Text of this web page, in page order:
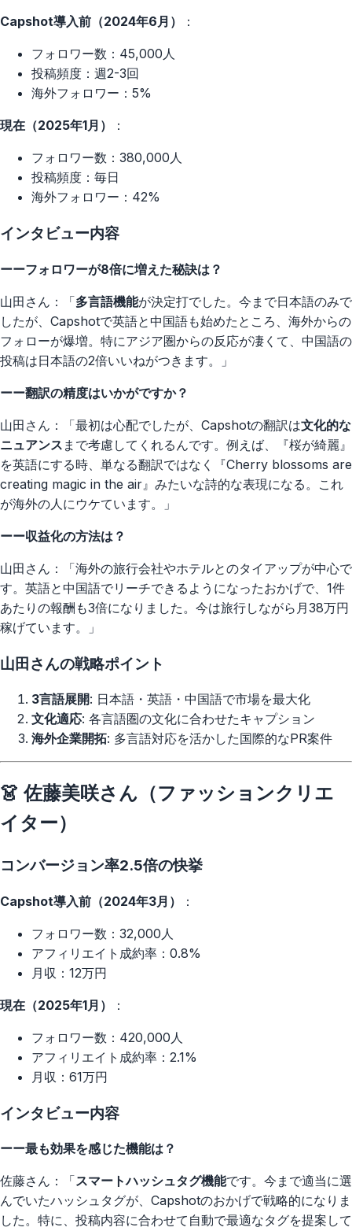
Capshot導入前（2024年6月） ：
フォロワー数：45,000人
投稿頻度：週2-3回
海外フォロワー：5%
現在（2025年1月） ：
フォロワー数：380,000人
投稿頻度：毎日
海外フォロワー：42%
インタビュー内容
ーーフォロワーが8倍に増えた秘訣は？
山田さん：「多言語機能が決定打でした。今まで日本語のみで
したが、Capshotで英語と中国語も始めたところ、海外からの
フォローが爆増。特にアジア圏からの反応が凄くて、中国語の
投稿は日本語の2倍いいねがつきます。」
ーー翻訳の精度はいかがですか？
山田さん：「最初は心配でしたが、Capshotの翻訳は文化的な
ニュアンス まで考慮してくれるんです。例えば、『桜が綺麗』
を英語にする時、単なる翻訳ではなく『Cherry blossoms are
creating magic in the air』みたいな詩的な表現になる。これ
が海外の人にウケています。」
ーー収益化の方法は？
山田さん：「海外の旅行会社やホテルとのタイアップが中心で
す。英語と中国語でリーチできるようになったおかげで、1件
あたりの報酬も3倍になりました。今は旅行しながら月38万円
稼げています。」
山田さんの戦略ポイント
3言語展開: 日本語・英語・中国語で市場を最大化
文化適応: 各言語圏の文化に合わせたキャプション
海外企業開拓: 多言語対応を活かした国際的なPR案件
👗 佐藤美咲さん（ファッションクリエ
イター）
コンバージョン率2.5倍の快挙
Capshot導入前（2024年3月） ：
フォロワー数：32,000人
アフィリエイト成約率：0.8%
月収：12万円
現在（2025年1月） ：
フォロワー数：420,000人
アフィリエイト成約率：2.1%
月収：61万円
インタビュー内容
ーー最も効果を感じた機能は？
佐藤さん：「スマートハッシュタグ機能です。今まで適当に選
んでいたハッシュタグが、Capshotのおかげで戦略的になりま
した。特に、投稿内容に合わせて自動で最適なタグを提案して